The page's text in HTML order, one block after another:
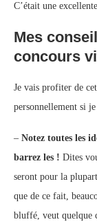
C’était une
Mes
concours
Je vais profiter de
personnellement si
– Notez toutes les
barrez les ! Dites
seront pour la
que de ce fait,
bluffé, veut quelque